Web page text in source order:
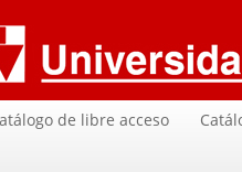
de libre acceso